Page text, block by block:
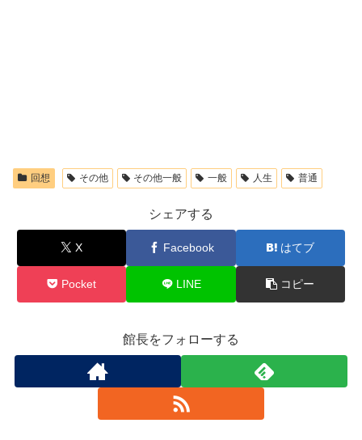
回想 その他 その他一般 一般 人生 普通
シェアする
X Facebook はてブ
Pocket LINE コピー
館長をフォローする